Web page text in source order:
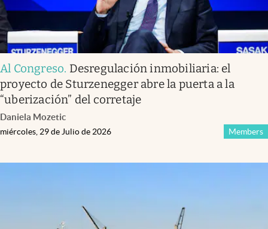
Al Congreso. Desregulación inmobiliaria: el
proyecto de Sturzenegger abre la puerta a la
“uberización” del corretaje
Daniela Mozetic
Members
miércoles, 29 de Julio de 2026